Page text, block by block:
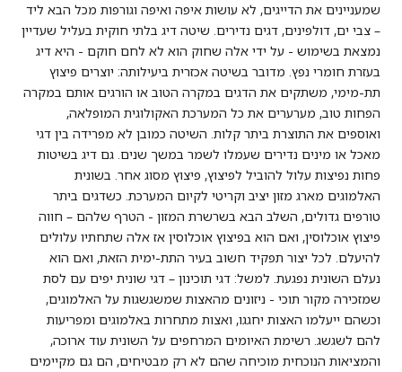
שמעניינים את הדייגים, לא עושות איפה ואיפה וגורפות מכל הבא ליד
– צבי ים, דולפינים, דגים נדירים. שיטה דיג בלתי חוקית בעליל שעדיין
נמצאת בשימוש - על ידי אלה שחוק הוא לא לחם חוקם - היא דיג
בעזרת חומרי נפץ. מדובר בשיטה אכזרית ביעילותה: יוצרים פיצוץ
תת-מימי, משתקים את הדגים במקרה הטוב או הורגים אותם במקרה
הפחות טוב, מערערים את כל המערכת האקולוגית המופלאה,
ואוספים את התוצרת ביתר קלות. השיטה כמובן לא מפרידה בין דגי
מאכל או מינים נדירים שעמלו לשמר במשך שנים. גם דיג בשיטות
פחות נפיצות עלול להוביל לפיצוץ, פיצוץ מסוג אחר. בשונית
האלמוגים מארג מזון יציב וקריטי לקיום המערכת. כשדגים ביתר
טורפים גדולים, השלב הבא בשרשרת המזון - הטרף שלהם – חווה
פיצוץ אוכלוסין, ואם הוא בפיצוץ אוכלוסין אז אלה שתחתיו עלולים
להיעלם. לכל יצור תפקיד חשוב בעיר התת-ימית הזאת, ואם הוא
נעלם השונית נפגעת. למשל: דגי תוכינון – דגי שונית יפים עם לסת
שמזכירה מקור תוכי - ניזונים מהאצות שמשגשגות על האלמוגים,
וכשהם ייעלמו האצות יחגגו, ואצות מתחרות באלמוגים ומפריעות
להם לשגשג. רשימת האיומים המרחפים על השונית עוד ארוכה,
והמציאות הנוכחית מוכיחה שהם לא רק מבטיחים, הם גם מקיימים